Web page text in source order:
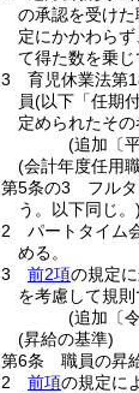
の承認を受けた
定にかかわらず
て得た数を乗じ
3
育児休業法第
員(以下「任期
定められたそ
(追加〔
(会計年度任用
第5条の3
フル
う。以下同じ。)
2
パートタイム
める。
3
前2項の規定
を考慮して規則
(追加〔
(昇給の基準)
第6条
職員の昇
2
前項の規定に